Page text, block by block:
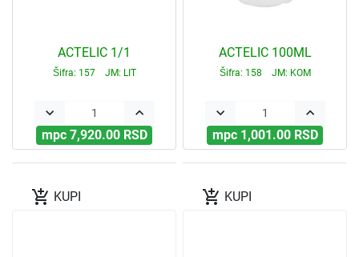
ACTELIC 1/1
Šifra: 157 JM: LIT
keyboard_arrow_down keyboard_arrow_up
mpc 7,920.00 RSD
ACTELIC 100ML
Šifra: 158 JM: KOM
keyboard_arrow_down keyboard_arrow_up
mpc 1,001.00 RSD
add_shopping_cart KUPI add_shopping_cart KUPI